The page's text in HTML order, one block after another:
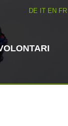
DE IT EN FR